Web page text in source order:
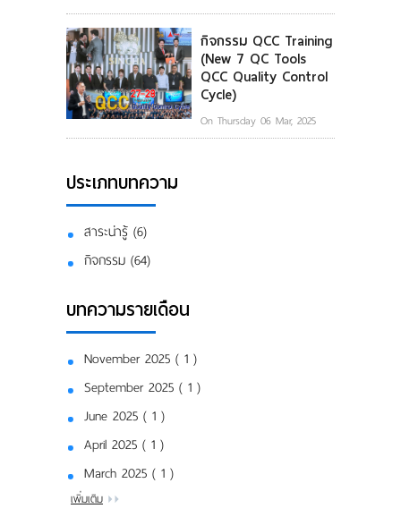
กิจกรรม QCC Training
(New 7 QC Tools
QCC Quality Control
Cycle)
On Thursday 06 Mar, 2025
ประเภทบทความ
สาระน่ารู้ (6)
กิจกรรม (64)
บทความรายเดือน
November 2025 ( 1 )
September 2025 ( 1 )
June 2025 ( 1 )
April 2025 ( 1 )
March 2025 ( 1 )
เพิ่มเติม